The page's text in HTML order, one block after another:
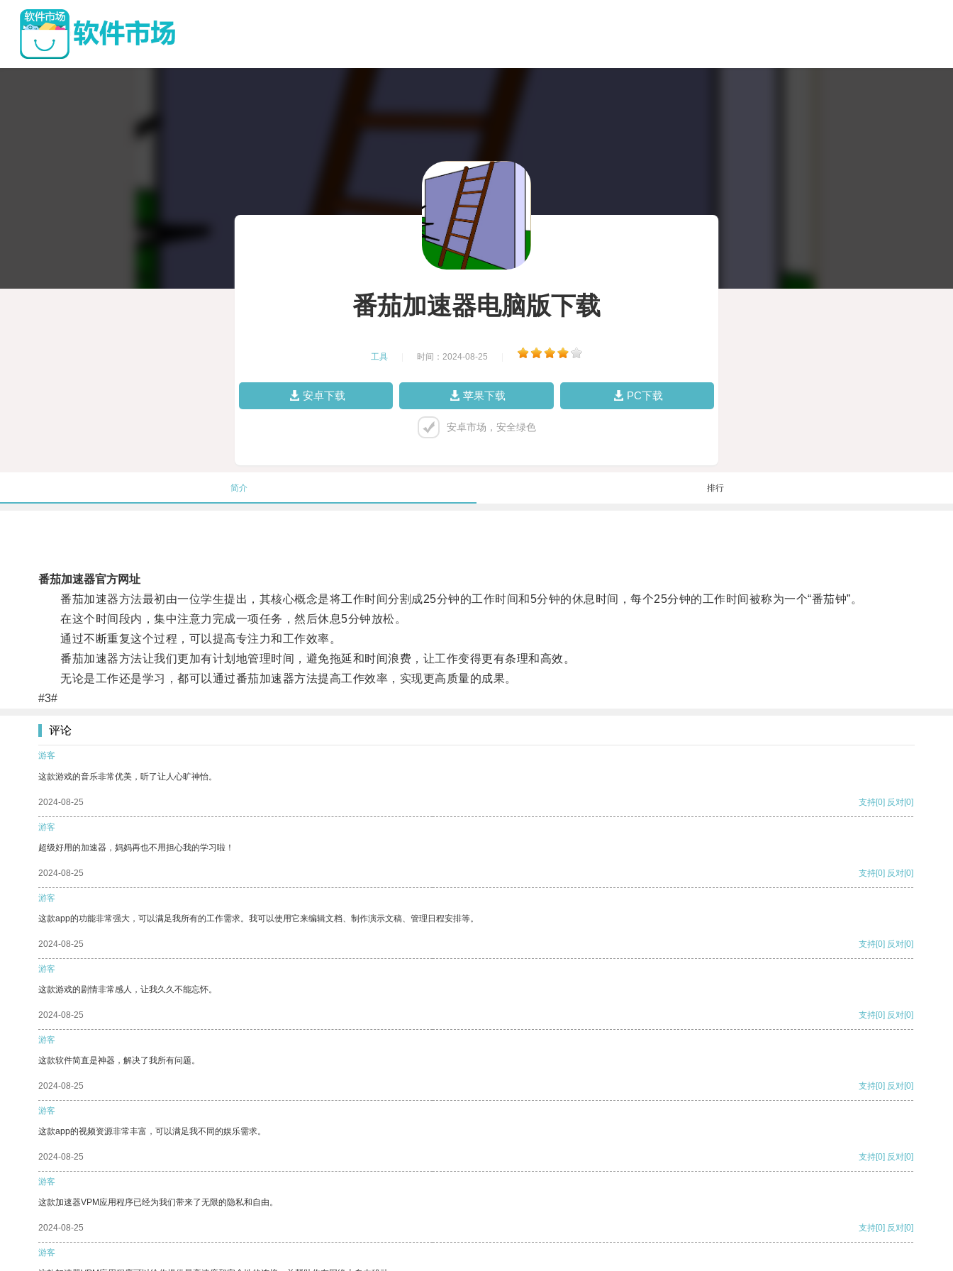
番茄加速器电脑版下载
工具 时间：2024-08-25
安卓下载 苹果下载 PC下载
安卓市场，安全绿色
简介 排行
番茄加速器官方网址
番茄加速器方法最初由一位学生提出，其核心概念是将工作时间分割成25分钟的工作时间和5分钟的休息时间，每个25分钟的工作时间被称为一个“番茄钟”。
在这个时间段内，集中注意力完成一项任务，然后休息5分钟放松。
通过不断重复这个过程，可以提高专注力和工作效率。
番茄加速器方法让我们更加有计划地管理时间，避免拖延和时间浪费，让工作变得更有条理和高效。
无论是工作还是学习，都可以通过番茄加速器方法提高工作效率，实现更高质量的成果。
#3#
评论
游客
这款游戏的音乐非常优美，听了让人心旷神怡。
2024-08-25 支持[0] 反对[0]
游客
超级好用的加速器，妈妈再也不用担心我的学习啦！
2024-08-25 支持[0] 反对[0]
游客
这款app的功能非常强大，可以满足我所有的工作需求。我可以使用它来编辑文档、制作演示文稿、管理日程安排等。
2024-08-25 支持[0] 反对[0]
游客
这款游戏的剧情非常感人，让我久久不能忘怀。
2024-08-25 支持[0] 反对[0]
游客
这款软件简直是神器，解决了我所有问题。
2024-08-25 支持[0] 反对[0]
游客
这款app的视频资源非常丰富，可以满足我不同的娱乐需求。
2024-08-25 支持[0] 反对[0]
游客
这款加速器VPM应用程序已经为我们带来了无限的隐私和自由。
2024-08-25 支持[0] 反对[0]
游客